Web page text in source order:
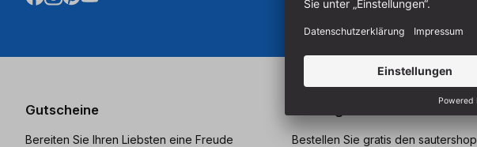
Gutscheine
Bereiten Sie Ihren Liebsten eine Freude
Bestellen Sie gratis den sautershop